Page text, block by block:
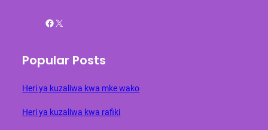
Facebook X
Popular Posts
Heri ya kuzaliwa kwa mke wako
Heri ya kuzaliwa kwa rafiki